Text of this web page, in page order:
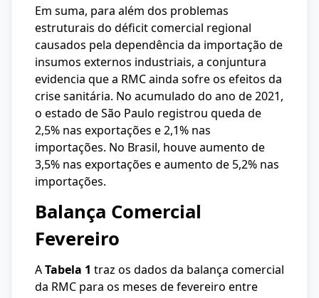
Em suma, para além dos problemas
estruturais do déficit comercial regional
causados pela dependência da importação de
insumos externos industriais, a conjuntura
evidencia que a RMC ainda sofre os efeitos da
crise sanitária. No acumulado do ano de 2021,
o estado de São Paulo registrou queda de
2,5% nas exportações e 2,1% nas
importações. No Brasil, houve aumento de
3,5% nas exportações e aumento de 5,2% nas
importações.
Balança Comercial
Fevereiro
ATabela 1 traz os dados da balança comercial
da RMC para os meses de fevereiro entre